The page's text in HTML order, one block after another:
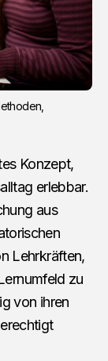
Konzept,
erlebbar.
aus
Lehrkräften,
zu
von ihren